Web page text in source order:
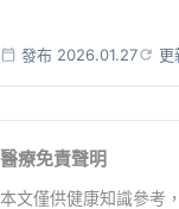
發布 2026.01.27 更
醫療免責聲明
本文僅供健康知識參考